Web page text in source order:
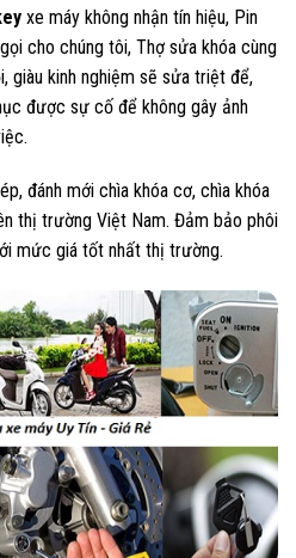
xe máy không nhận tín hiệu, Pin
cho chúng tôi, Thợ sửa khóa cùng
giàu kinh nghiệm sẽ sửa triệt để,
được sự cố để không gây ảnh
đánh mới chìa khóa cơ, chìa khóa
thị trường Việt Nam. Đảm bảo phôi
mức giá tốt nhất thị trường.